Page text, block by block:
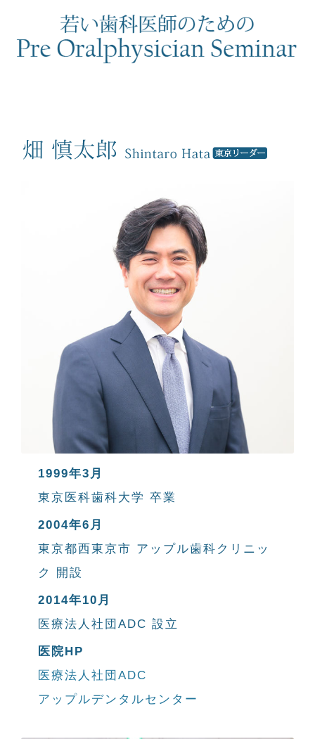
1999年3月
東京医科歯科大学 卒業
2004年6月
東京都西東京市 アップル歯科クリニッ
ク 開設
2014年10月
医療法人社団ADC 設立
医院HP
医療法人社団ADC
アップルデンタルセンター